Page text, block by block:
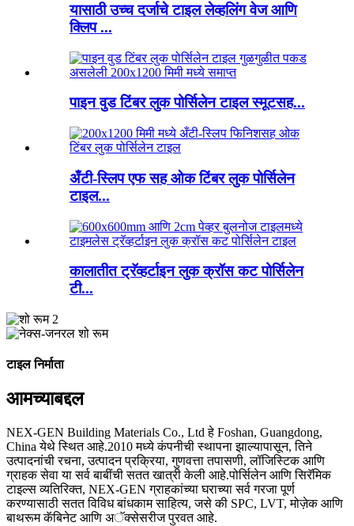
यासाठी उच्च दर्जाचे टाइल लेव्हलिंग वेज आणि
क्लिप ...
पाइन वुड टिंबर लुक पोर्सिलेन टाइल स्मूटसह...
अँटी-स्लिप एफ सह ओक टिंबर लुक पोर्सिलेन
टाइल...
कालातीत ट्रॅव्हर्टाइन लुक क्रॉस कट पोर्सिलेन
टी...
टाइल निर्माता
आमच्याबद्दल
NEX-GEN Building Materials Co., Ltd हे Foshan, Guangdong,
China येथे स्थित आहे.2010 मध्ये कंपनीची स्थापना झाल्यापासून, तिने
उत्पादनांची रचना, उत्पादन प्रक्रिया, गुणवत्ता तपासणी, लॉजिस्टिक आणि
ग्राहक सेवा या सर्व बाबींची सतत खात्री केली आहे.पोर्सिलेन आणि सिरॅमिक
टाइल्स व्यतिरिक्त, NEX-GEN ग्राहकांच्या घराच्या सर्व गरजा पूर्ण
करण्यासाठी सतत विविध बांधकाम साहित्य, जसे की SPC, LVT, मोज़ेक आणि
बाथरूम कॅबिनेट आणि अॅक्सेसरीज पुरवत आहे.